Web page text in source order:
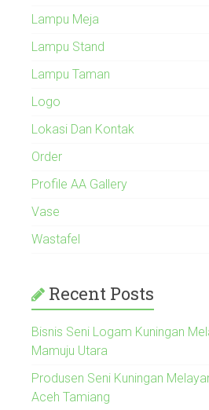
Lampu Meja
Lampu Stand
Lampu Taman
Logo
Lokasi Dan Kontak
Order
Profile AA Gallery
Vase
Wastafel
Recent Posts
Bisnis Seni Logam Kuningan
Mamuju Utara
Produsen Seni Kuningan
Aceh Tamiang